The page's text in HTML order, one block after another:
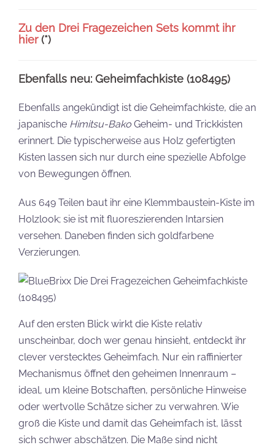
Zu den Drei Fragezeichen Sets kommt ihr
hier(*)
Ebenfalls neu: Geheimfachkiste (108495)
Ebenfalls angekündigt ist die Geheimfachkiste, die an
japanische Himitsu-Bako Geheim- und Trickkisten
erinnert. Die typischerweise aus Holz gefertigten
Kisten lassen sich nur durch eine spezielle Abfolge
von Bewegungen öffnen.
Aus 649 Teilen baut ihr eine Klemmbaustein-Kiste im
Holzlook; sie ist mit fluoreszierenden Intarsien
versehen. Daneben finden sich goldfarbene
Verzierungen.
Auf den ersten Blick wirkt die Kiste relativ
unscheinbar, doch wer genau hinsieht, entdeckt ihr
clever verstecktes Geheimfach. Nur ein raffinierter
Mechanismus öffnet den geheimen Innenraum –
ideal, um kleine Botschaften, persönliche Hinweise
oder wertvolle Schätze sicher zu verwahren. Wie
groß die Kiste und damit das Geheimfach ist, lässt
sich schwer abschätzen. Die Maße sind nicht